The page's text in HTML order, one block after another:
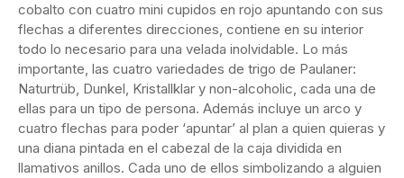
cobalto con cuatro mini cupidos en rojo apuntando con sus
flechas a diferentes direcciones, contiene en su interior
todo lo necesario para una velada inolvidable. Lo más
importante, las cuatro variedades de trigo de Paulaner:
Naturtrüb, Dunkel, Kristallklar y non-alcoholic, cada una de
ellas para un tipo de persona. Además incluye un arco y
cuatro flechas para poder ‘apuntar’ al plan a quien quieras y
una diana pintada en el cabezal de la caja dividida en
llamativos anillos. Cada uno de ellos simbolizando a alguien